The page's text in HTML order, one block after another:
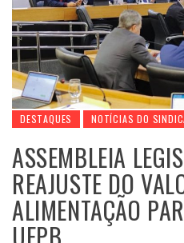
DESTAQUES NOTÍCIAS DO
ASSEMBLEIA
REAJUSTE DO
ALIMENTAÇÃO